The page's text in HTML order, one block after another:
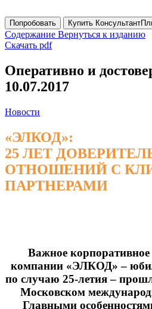
Попробовать Купить
Содержание Вернуться к изданию
Скачать pdf
Оперативно и
10.07.2017
Новости
«ЭЛКОД»:
25 ЛЕТ
ОТНОШЕНИЙ С
ПАРТНЕРАМИ
Важное
компании «ЭЛКОД» –
по случаю 25-летия –
Московском
Главными